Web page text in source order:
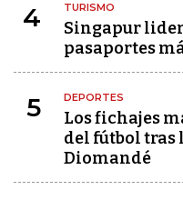
4 TURISMO
Singapur
pasaportes
5 DEPORTES
Los fichajes
del fútbol tras
Diomandé